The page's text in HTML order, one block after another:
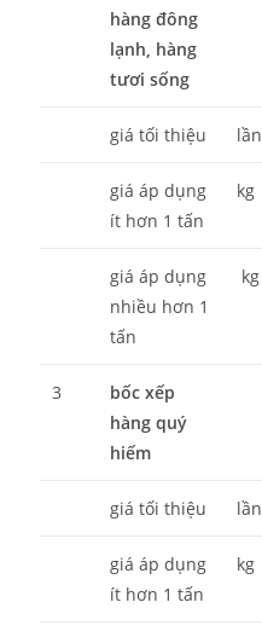
hàng đông
lạnh, hàng
tươi sống
giá tối thiệu lần
giá áp dụng
ít hơn 1 tấn
kg
giá áp dụng
nhiều hơn 1
tấn
kg
3
bốc xếp
hàng quý
hiếm
giá tối thiệu lần
giá áp dụng
ít hơn 1 tấn
kg